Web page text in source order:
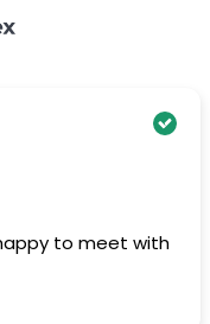
to meet with